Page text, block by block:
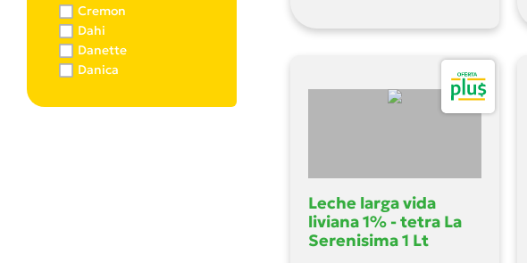
Cremon
Dahi
Danette
Danica
Danonino
Leche larga vida
liviana 1% - tetra La
Serenisima 1 Lt